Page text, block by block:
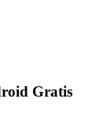
Gratis